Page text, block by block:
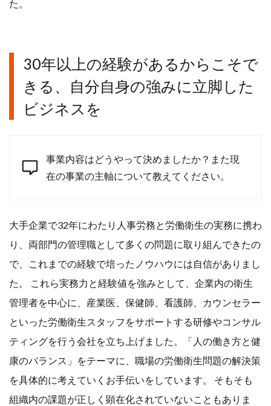
た。
30年以上の経験があるからこそで
きる、自分自身の強みに立脚した
ビジネスを
事業内容はどうやって決めましたか？また現
在の事業の主軸について教えてください。
大手企業で32年にわたり人事労務と労働衛生の実務に携わ
り、両部門の管理職として多くの問題に取り組んできたの
で、これまでの経験で培ったノウハウには自信がありまし
た。 これら実務力と経験値を強みとして、企業内の衛生
管理者を中心に、産業医、保健師、看護師、カウンセラー
といった労働衛生スタッフをサポートする研修やコンサル
ティングを行う会社を立ち上げました。「人の働き方と健
康のバランス」をテーマに、職場の労働衛生問題の解決策
を具体的に考えていくお手伝いをしています。 そもそも
組織内の課題が正しく顕在化されていないこともありま